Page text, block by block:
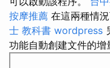
按摩推薦 在這兩種情
士 教科書 wordpress
功能自動創建文件的增